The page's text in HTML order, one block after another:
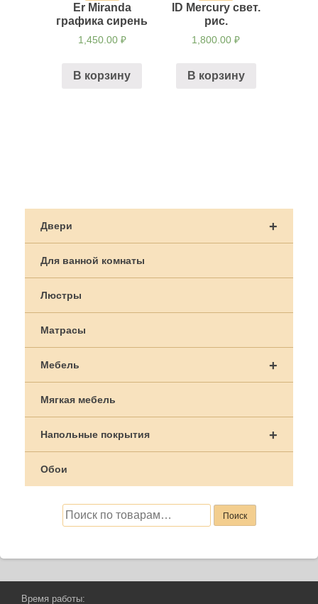
Er Miranda
графика сирень
1,450.00 ₽
В корзину
ID Mercury свет.
рис.
1,800.00₽
В корзину
по
записям
+
Двери
Для ванной комнаты
Люстры
Матрасы
+
Мебель
Мягкая мебель
+
Напольные покрытия
Обои
Искать: Поиск
Время работы: